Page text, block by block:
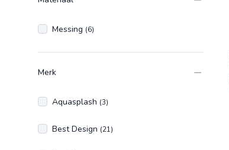
Messing (6)
Merk
Aquasplash (3)
Best Design (21)